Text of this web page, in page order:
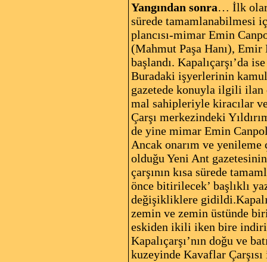
Yangından sonra… İlk
sürede tamamlanabilmesi
plancısı-mimar Emin
(Mahmut Paşa Hanı), Emir
başlandı. Kapalıçarşı’da
Buradaki işyerlerinin
gazetede konuyla ilgili ilan
mal sahipleriyle kiracılar
Çarşı merkezindeki
de yine mimar Emin
Ancak onarım ve yenileme
olduğu Yeni Ant
çarşının kısa sürede
önce bitirilecek’ başlıklı
değişikliklere
zemin ve zemin üstünde
eskiden ikili iken bire
Kapalıçarşı’nın doğu ve
kuzeyinde Kavaflar